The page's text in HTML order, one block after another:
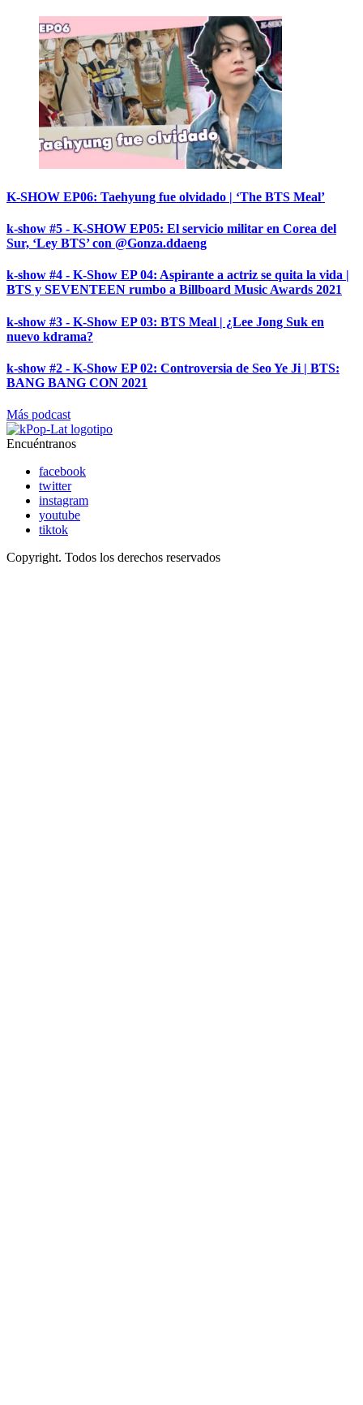
K-SHOW EP06: Taehyung fue olvidado | ‘The BTS Meal’
k-show #5 - K-SHOW EP05: El servicio militar en Corea del
Sur, ‘Ley BTS’ con @Gonza.ddaeng
k-show #4 - K-Show EP 04: Aspirante a actriz se quita la vida |
BTS y SEVENTEEN rumbo a Billboard Music Awards 2021
k-show #3 - K-Show EP 03: BTS Meal | ¿Lee Jong Suk en
nuevo kdrama?
k-show #2 - K-Show EP 02: Controversia de Seo Ye Ji | BTS:
BANG BANG CON 2021
Más podcast
Encuéntranos
facebook
twitter
instagram
youtube
tiktok
Copyright. Todos los derechos reservados